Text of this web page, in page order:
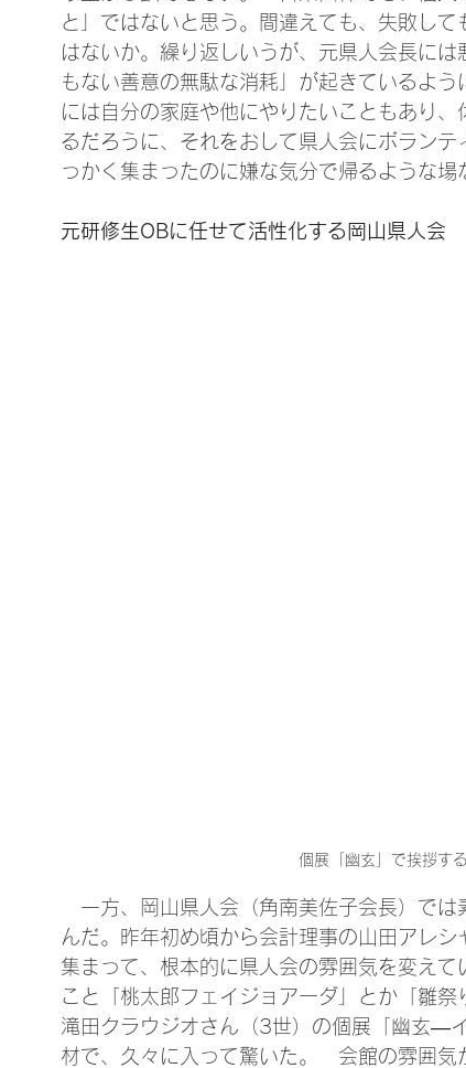
と」ではないと思う。間違えても、失敗し
はないか。繰り返しいうが、元県人会長に
もない善意の無駄な消耗」が起きているよ
には自分の家庭や他にやりたいこともあり
るだろうに、それをおして県人会にボラン
っかく集まったのに嫌な気分で帰るような場
元研修生OBに任せて活性化する岡山県人会
個展「幽玄」で挨拶す
一方、岡山県人会（角南美佐子会長）では
んだ。昨年初め頃から会計理事の山田アレ
集まって、根本的に県人会の雰囲気を変え
こと「桃太郎フェイジョアーダ」とか「雛
滝田クラウジオさん（3世）の個展「幽玄―
材で、久々に入って驚いた。　会館の雰囲